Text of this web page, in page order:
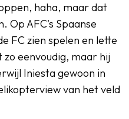
haha, maar dat
Op AFC's Spaanse
FC zien spelen en lette
eenvoudig, maar hij
Iniesta gewoon in
van het veld